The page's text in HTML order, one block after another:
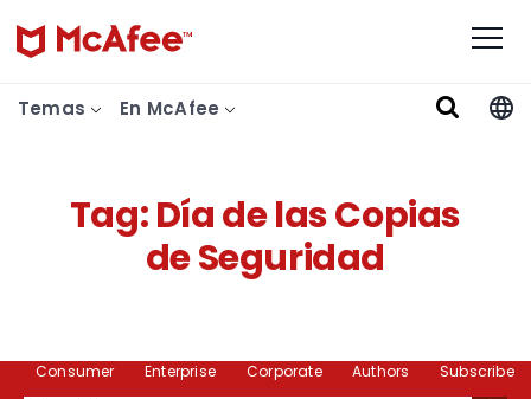
Temas En McAfee
Tag:Día de las Copias
de Seguridad
Consumer Enterprise Corporate Authors
Subscribe